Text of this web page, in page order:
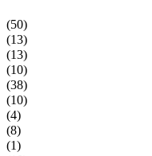
(50)
(13)
(13)
(10)
(38)
(10)
(4)
(8)
(1)